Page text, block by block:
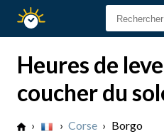
Calendrier
Solaire
Heures de
coucher du
› › Corse › Borgo